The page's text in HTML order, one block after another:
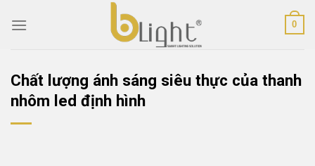
0
Chất lượng ánh sáng siêu thực của thanh
nhôm led định hình